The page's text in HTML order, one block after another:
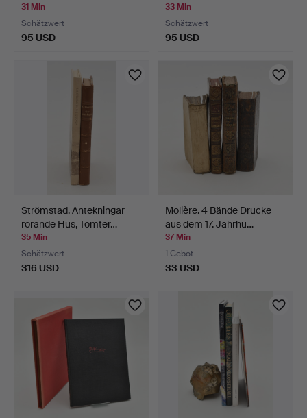
31 Min
Schätzwert
95 USD
33 Min
Schätzwert
95 USD
Strömstad. Antekningar
rörande Hus, Tomter…
35 Min
Schätzwert
316 USD
Molière. 4 Bände Drucke
aus dem 17. Jahrhu…
37 Min
1 Gebot
33 USD